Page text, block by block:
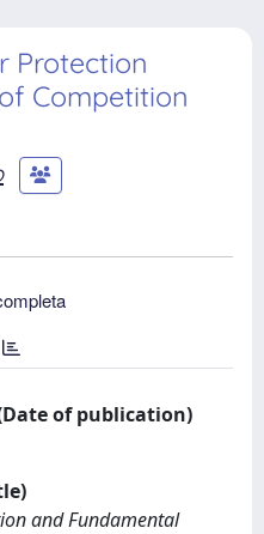
Protection
Competition
of publication)
and Fundamental